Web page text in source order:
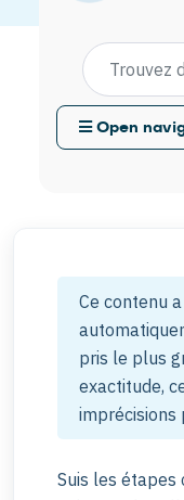
Ce contenu
pris le plus
exactitude,
imprécisions
Suis les étapes
Open